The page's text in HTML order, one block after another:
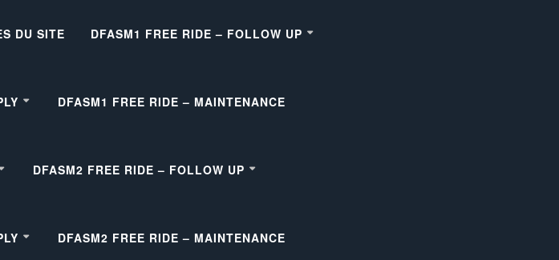
DU SITE DFASM1 FREE RIDE – FOLLOW UP
DFASM1 FREE RIDE – MAINTENANCE
DFASM2 FREE RIDE – FOLLOW UP
DFASM2 FREE RIDE – MAINTENANCE